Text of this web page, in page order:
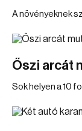
A növényeknek
Őszi arcát
Sok helyen a 10